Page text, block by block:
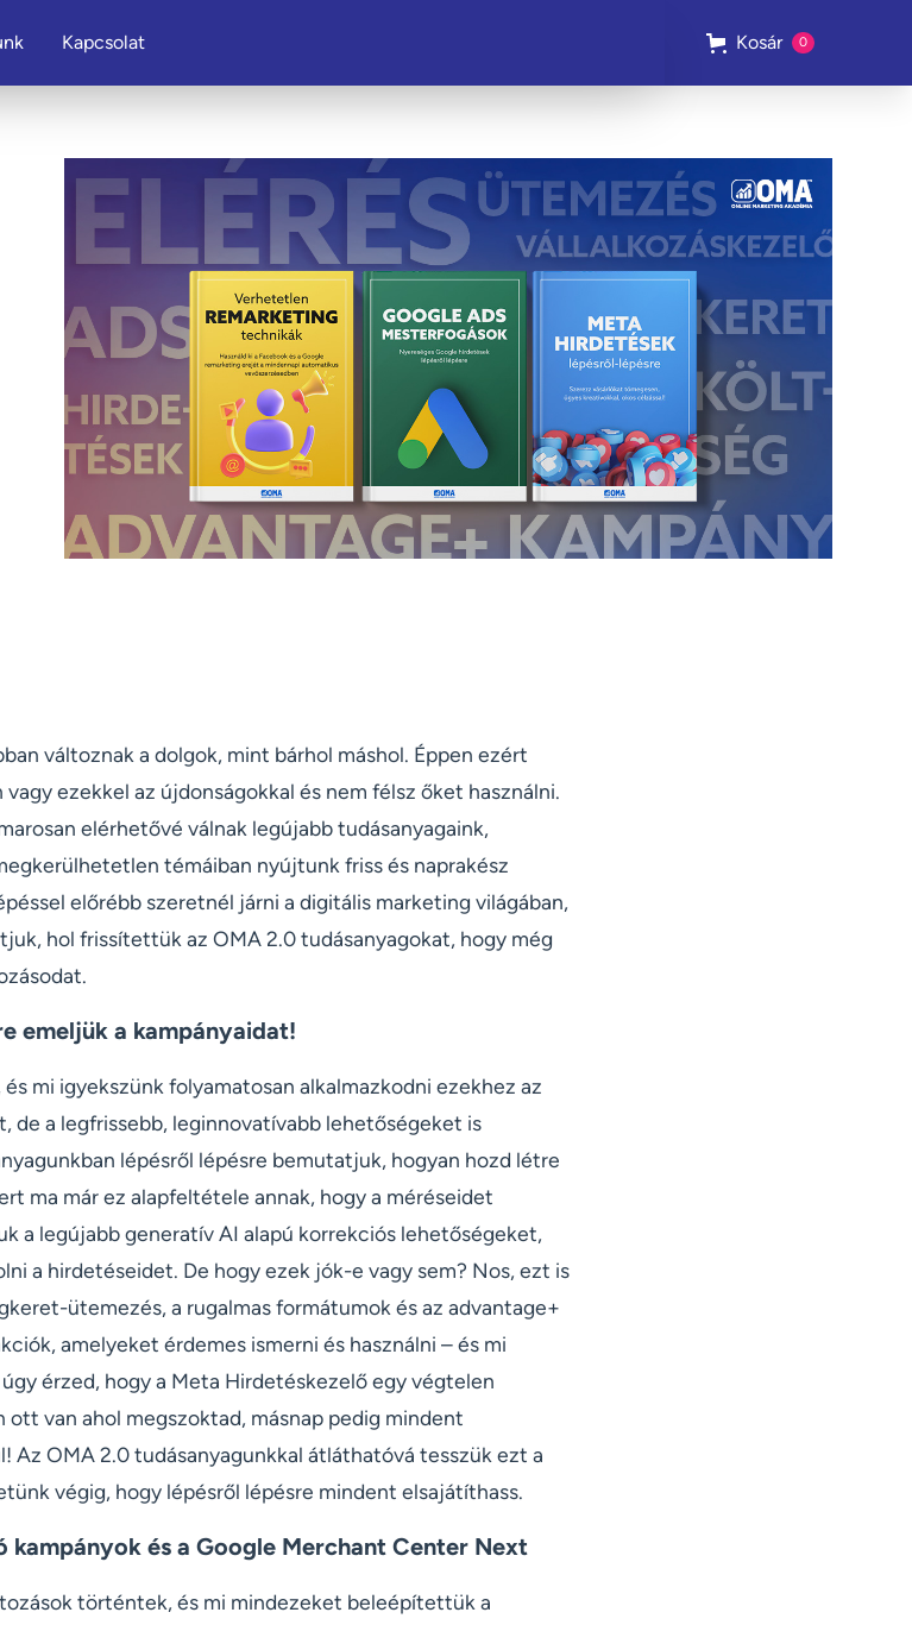
Kapcsolat Kosár 0
változnak a dolgok, mint bárhol máshol. Éppen ezért
ezekkel az újdonságokkal és nem félsz őket használni.
elérhetővé válnak legújabb tudásanyagaink,
témáiban nyújtunk friss és naprakész
előrébb szeretnél járni a digitális marketing világában,
hol frissítettük az OMA 2.0 tudásanyagokat, hogy még
emeljük a kampányaidat!
mi igyekszünk folyamatosan alkalmazkodni ezekhez az
de a legfrissebb, leginnovatívabb lehetőségeket is
lépésről lépésre bemutatjuk, hogyan hozd létre
ma már ez alapfeltétele annak, hogy a méréseidet
a legújabb generatív AI alapú korrekciós lehetőségeket,
a hirdetéseidet. De hogy ezek jók-e vagy sem? Nos, ezt is
ütemezés, a rugalmas formátumok és az advantage+
amelyeket érdemes ismerni és használni – és mi
érzed, hogy a Meta Hirdetéskezelő egy végtelen
ott van ahol megszoktad, másnap pedig mindent
Az OMA 2.0 tudásanyagunkkal átláthatóvá tesszük ezt a
végig, hogy lépésről lépésre mindent elsajátíthass.
kampányok és a Google Merchant Center Next
történtek, és mi mindezeket beleépítettük a